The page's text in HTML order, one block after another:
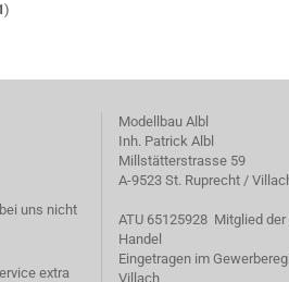
)
uns nicht
extra
Modellbau Albl
Inh. Patrick Albl
Millstätterstrasse 59
A-9523 St. Ruprecht /
ATU 65125928 Mitglied der
Handel
Eingetragen im
Villach